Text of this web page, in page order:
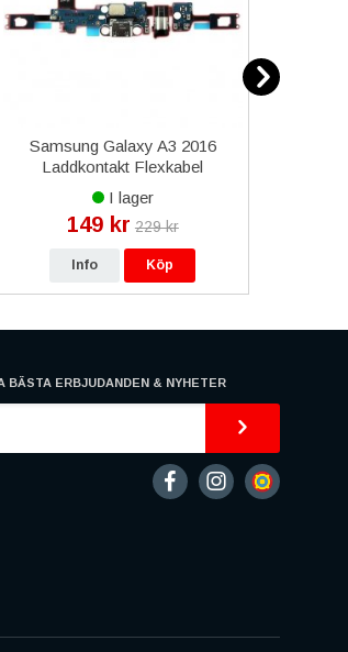
Samsung Galaxy A3 2016
Laddkontakt Flexkabel
Original - SM-A310F
I lager
149 kr 229 kr
Info Köp
BÄSTA ERBJUDANDEN & NYHETER